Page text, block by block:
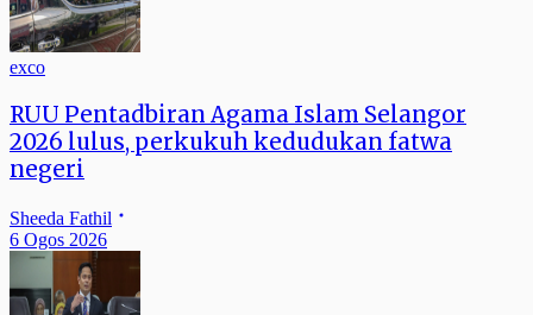
exco
RUU Pentadbiran Agama Islam Selangor
2026 lulus, perkukuh kedudukan fatwa
negeri
Sheeda Fathil
6 Ogos 2026